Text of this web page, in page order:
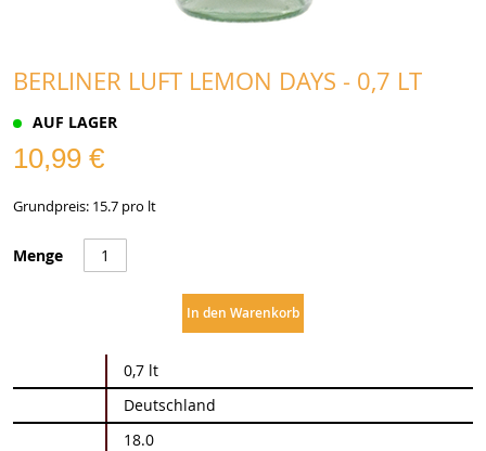
BERLINER LUFT LEMON DAYS - 0,7 LT
AUF LAGER
10,99 €
Grundpreis: 15.7 pro lt
Menge
In den Warenkorb
Informationen
0,7 lt
Deutschland
18.0